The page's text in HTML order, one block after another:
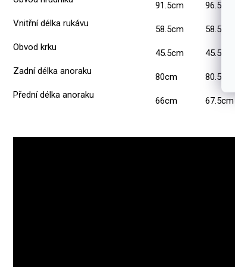
91.5cm 96.5cm
Vnitřní délka rukávu
58.5cm 58.5cm
Obvod krku
45.5cm 45.5cm
Zadní délka anoraku
80cm 80.5cm
Přední délka anoraku
66cm 67.5cm